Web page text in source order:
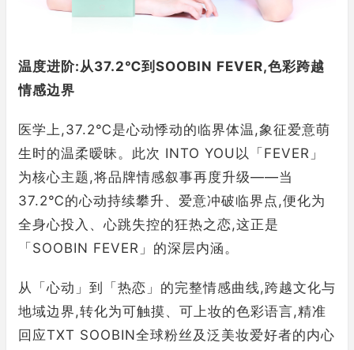
温度进阶:从37.2℃到 SOOBIN FEVER,色彩跨越
情感边界
医学上,37.2℃是心动悸动的临界体温,象征爱意萌
生时的温柔暧昧。此次 INTO YOU以「FEVER」
为核心主题,将品牌情感叙事再度升级——当
37.2℃的心动持续攀升、爱意冲破临界点,便化为
全身心投入、心跳失控的狂热之恋,这正是
「SOOBIN FEVER」的深层内涵。
从「心动」到「热恋」的完整情感曲线,跨越文化与
地域边界,转化为可触摸、可上妆的色彩语言,精准
回应TXT SOOBIN全球粉丝及泛美妆爱好者的内心